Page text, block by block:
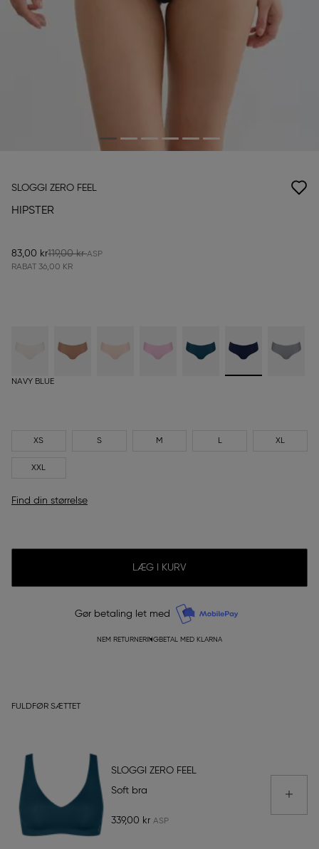
SLOGGI ZERO FEEL
HIPSTER
83,00 kr119,00 kr
RABAT 36,00 KR
NAVY BLUE
XS S M L XL
XXL
Find din størrelse
LÆG I KURV
Gør betaling let med
NEM RETURNERINGBETAL MED KLARNA
FULDFØR SÆTTET
SLOGGI ZERO FEEL
Soft bra
339,00 kr